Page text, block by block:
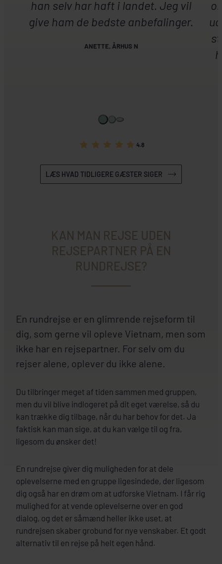
han selv har haft i landet. Jeg vil
give ham de bedste anbefalinger.
ANETTE, ÅRHUS N
4.8
LÆS HVAD TIDLIGERE GÆSTER SIGER
KAN MAN REJSE UDEN
REJSEPARTNER PÅ EN
RUNDREJSE?
En rundrejse er en glimrende rejseform til
dig, som gerne vil opleve Vietnam, men som
ikke har en rejsepartner. For selv om du
rejser alene, oplever du ikke alene.
Du tilbringer meget af tiden sammen med gruppen,
men du vil blive indlogeret på dit eget værelse, så du
kan trække dig tilbage, når du har behov for det. Ja
faktisk kan man sige, at du kan vælge til og fra,
ligesom du ønsker det!
En rundrejse giver dig muligheden for at dele
oplevelserne med en gruppe ligesindede, der ligesom
dig også har en drøm om at udforske Vietnam. I får rig
mulighed for at vende oplevelserne over en god
dialog, og det er såmænd heller ikke uset, at
rundrejsen skaber grobund for nye venskaber. Et godt
alternativ til en rejse på helt egen hånd.